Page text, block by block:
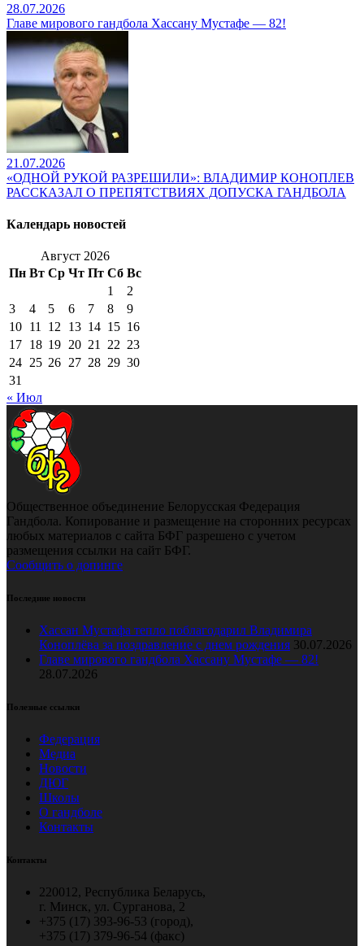
28.07.2026
Главе мирового гандбола Хассану Мустафе — 82!
21.07.2026
«ОДНОЙ РУКОЙ РАЗРЕШИЛИ»: ВЛАДИМИР КОНОПЛЕВ
РАССКАЗАЛ О ПРЕПЯТСТВИЯХ ДОПУСКА ГАНДБОЛА
Календарь новостей
Август 2026
Пн Вт Ср Чт Пт Сб Вс
1
2
3
4 5 6 7 8
9
10 11 12 13 14 15 16
17 18 19 20 21 22 23
24 25 26 27 28 29 30
31
« Июл
Общественное объединение Белорусская Федерация
Гандбола. Копирование и размещение на сторонних ресурсах
любых материалов с сайта БФГ разрешено с учетом
размещения ссылки на сайт БФГ.
Сообщить о допинге
Последние новости
Хассан Мустафа тепло поблагодарил Владимира
Коноплёва за поздравление с днем рождения 30.07.2026
Главе мирового гандбола Хассану Мустафе — 82!
28.07.2026
Полезные ссылки
Федерация
Медиа
Новости
ДЮГ
Школы
О гандболе
Контакты
Контакты
220012, Республика Беларусь,
г. Минск, ул. Сурганова, 2
+375 (17) 393-96-53 (город),
+375 (17) 379-96-54 (факс)